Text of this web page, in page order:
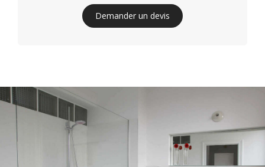
Demander un devis